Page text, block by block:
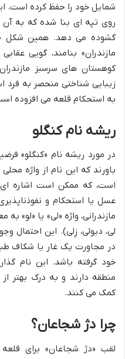
شمایل خود را حفظ کرده است.
روی تپه ای بنا شده که به
گشوده می دهد. همین شکل
مازندران» بنامند، گویی
کوهستان های سرسبز
زیبایی شناختی منحصر به فرد
به استحکام قلعه می افزوده
ریشه نام کنگلو
در مورد ریشه نام «کنگلو»
باورند که این نام از واژه
است، که ممکن است اشاره
عسل یا استحکام و
مازندرانی، واژه «لی» یا «لو»
لی، دیولی، زِلی). این احتمال
در مجاورت یک غار یا شکاف
خود گرفته باشد. این نام
منطقه دارند و به درک بهتر
کمک می کنند.
چرا دژ شجاعان؟
لقب «دژ شجاعان» برای قلعه